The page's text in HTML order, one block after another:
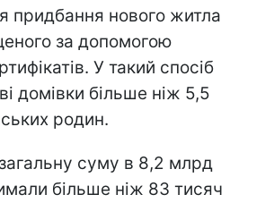
придбання нового житла
за допомогою
У такий спосіб
домівки більше ніж 5,5
родин.
суму в 8,2 млрд
більше ніж 83 тисяч